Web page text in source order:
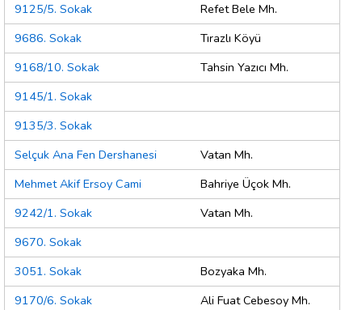
9125/5. Sokak
Refet Bele Mh.
9686. Sokak
Tırazlı Köyü
9168/10. Sokak
Tahsin Yazıcı Mh.
9145/1. Sokak
9135/3. Sokak
Selçuk Ana Fen Dershanesi
Vatan Mh.
Mehmet Akif Ersoy Cami
Bahriye Üçok Mh.
9242/1. Sokak
Vatan Mh.
9670. Sokak
3051. Sokak
Bozyaka Mh.
9170/6. Sokak
Ali Fuat Cebesoy Mh.